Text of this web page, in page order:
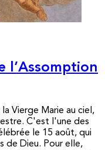
l’Assomption
Vierge Marie au ciel,
C'est l'une des
le 15 août, qui
de Dieu. Pour elle,